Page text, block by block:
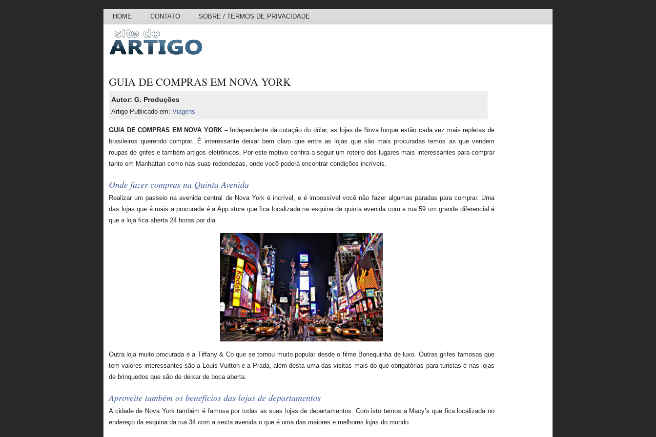
HOME CONTATO SOBRE / TERMOS DE PRIVACIDADE
GUIA DE COMPRAS EM NOVA YORK
Autor: G. Produções
Artigo Publicado em: Viagens
GUIA DE COMPRAS EM NOVA YORK– Independente da cotação do dólar, as lojas de Nova Iorque estão cada vez mais repletas de
brasileiros querendo comprar. É interessante deixar bem claro que entre as lojas que são mais procuradas temos as que vendem
roupas de grifes e também artigos eletrônicos. Por este motivo confira a seguir um roteiro dos lugares mais interessantes para comprar
tanto em Manhattan como nas suas redondezas, onde você poderá encontrar condições incríveis.
Onde fazer compras na Quinta Avenida
Realizar um passeio na avenida central de Nova York é incrível, e é impossível você não fazer algumas paradas para comprar. Uma
das lojas que é mais a procurada é a App store que fica localizada na esquina da quinta avenida com a rua 59 um grande diferencial é
que a loja fica aberta 24 horas por dia.
Outra loja muito procurada é a Tiffany & Co que se tornou muito popular desde o filme Bonequinha de luxo. Outras grifes famosas que
tem valores interessantes são a Louis Vuitton e a Prada, além desta uma das visitas mais do que obrigatórias para turistas é nas lojas
de brinquedos que são de deixar de boca aberta.
Aproveite também os benefícios das lojas de departamentos
A cidade de Nova York também é famosa por todas as suas lojas de departamentos. Com isto temos a Macy’s que fica localizada no
endereço da esquina da rua 34 com a sexta avenida o que é uma das maiores e melhores lojas do mundo.